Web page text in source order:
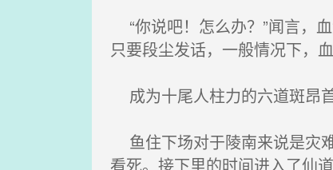
“你说吧！怎么办？”闻言，
只要段尘发话，一般情况下，
成为十尾人柱力的六道斑昂
鱼住下场对于陵南来说是灾
看死。接下里的时间进入了仙